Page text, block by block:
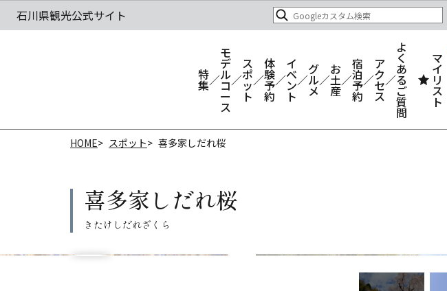
特
集
モ
デ
ル
コ
ー
ス
ス
ポ
ッ
ト
体
験
予
約
イ
ベ
ン
ト
グ
ル
メ
お
土
産
宿
泊
予
約
ア
ク
セ
ス
よ
く
あ
る
ご
質
問
マ
イ
リ
ス
ト
HOME スポット 喜多家しだれ桜
喜多家しだれ桜